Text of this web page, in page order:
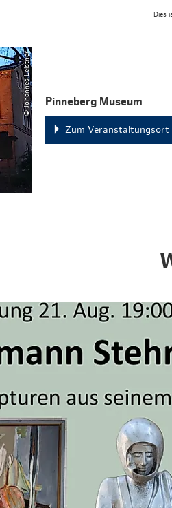
Dies
© Johannes Leistner Pinneberg Museum
Zum Veranstaltungsort